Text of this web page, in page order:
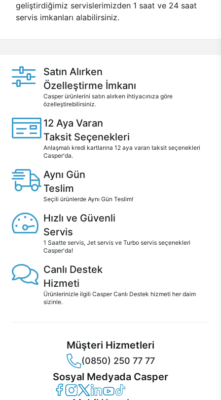
geliştirdiğimiz servislerimizden 1 saat ve 24 saat
servis imkanları alabilirsiniz.
Satın Alırken
Özelleştirme İmkanı
Casper ürünlerini satın alırken ihtiyacınıza göre
özelleştirebilirsiniz.
12 Aya Varan
Taksit Seçenekleri
Anlaşmalı kredi kartlarına 12 aya varan taksit seçenekleri
Casper'da.
Aynı Gün
Teslim
Seçili ürünlerde Aynı Gün Teslim!
Hızlı ve Güvenli
Servis
1 Saatte servis, Jet servis ve Turbo servis seçenekleri
Casper'da!
Canlı Destek
Hizmeti
Ürünlerinizle ilgili Casper Canlı Destek hizmeti her daim
sizinle.
Müşteri Hizmetleri
(0850) 250 77 77
Sosyal Medyada Casper
Casper Facebook
Casper Instagram
Casper Twitter
Casper LinkedIn
Casper YouTube
Casper TikTok